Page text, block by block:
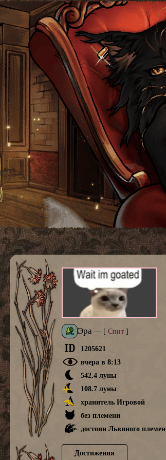
Эра — [ Спит]
1205621
вчера в 8:13
542.4 луны
108.7 луны
хранитель Игровой
без племени
достоин Львиного
Достижения